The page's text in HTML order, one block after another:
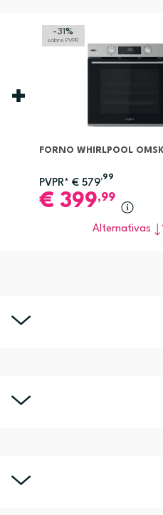
-31%
sobre PVPR
FORNO WHIRLPOOL
PVPR* € 579
,99
€ 399,99
Alternativas